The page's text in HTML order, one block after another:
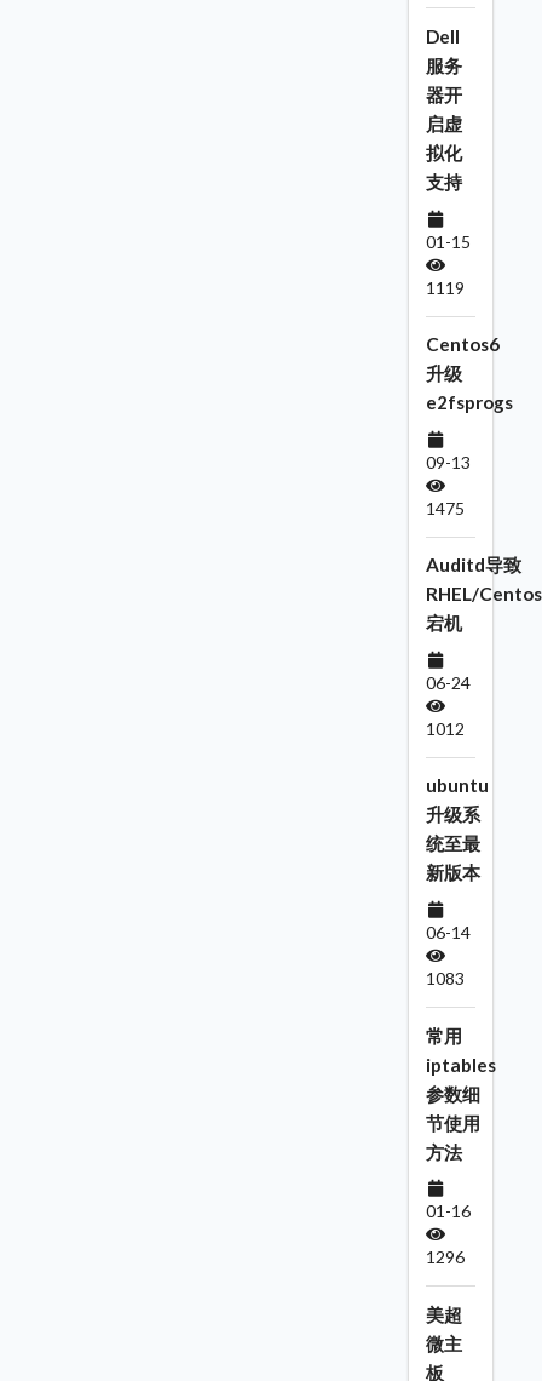
Dell
服务
器开
启虚
拟化
支持
01-15
1119
Centos6
升级
e2fsprogs
09-13
1475
Auditd导致
RHEL/Centos
宕机
06-24
1012
ubuntu
升级系
统至最
新版本
06-14
1083
常用
iptables
参数细
节使用
方法
01-16
1296
美超
微主
板